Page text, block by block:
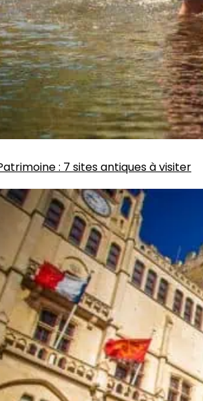
: 7 sites antiques à visiter